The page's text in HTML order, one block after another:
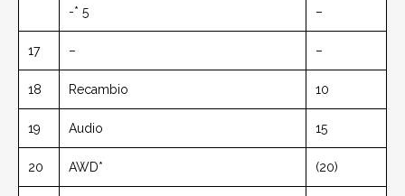
-* 5 –
17 – –
18 Recambio 10
19 Audio 15
20 AWD* (20)